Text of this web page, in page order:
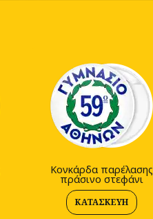
Κονκάρδα παρέλασης
πράσινο στεφάνι
ΚΑΤΑΣΚΕΥΉ